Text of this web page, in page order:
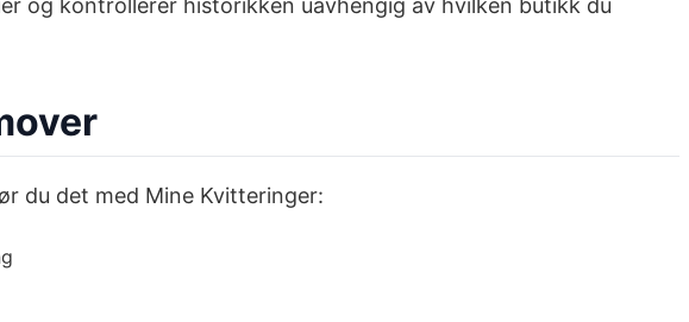
og kontrollerer historikken uavhengig av hvilken butikk du
du det med Mine Kvitteringer: